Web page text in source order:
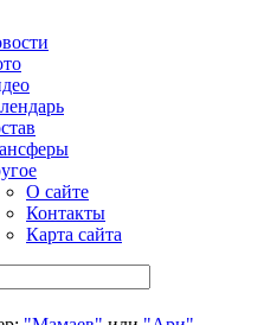
О сайте
Контакты
Карта сайта